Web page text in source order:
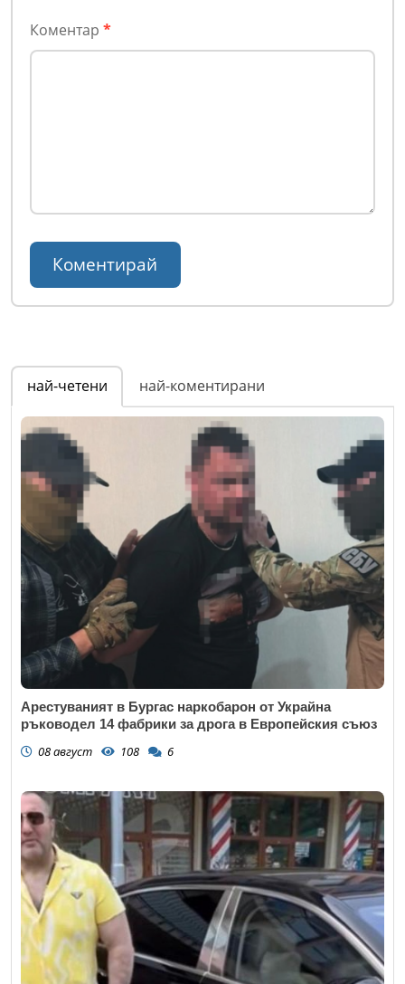
Коментар *
най-четени най-коментирани
Арестуваният в Бургас наркобарон от Украйна
ръководел 14 фабрики за дрога в Европейския съюз
08 август 108 6